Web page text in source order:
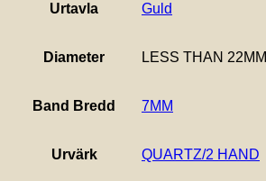
Urtavla Guld
Diameter LESS THAN 22MM
Band Bredd 7MM
Urvärk QUARTZ/2 HAND